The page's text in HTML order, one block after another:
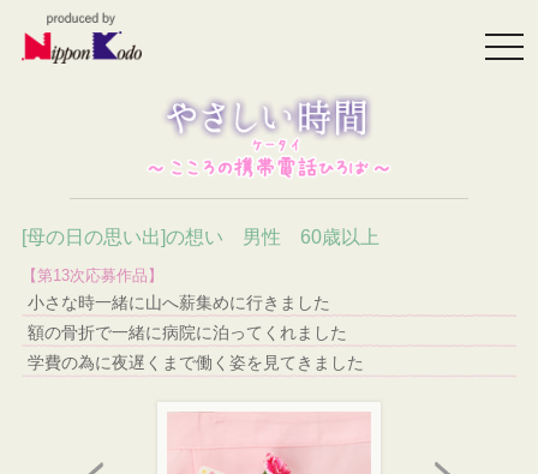
[母の日の思い出]の想い 男性 60歳以上
【第13次応募作品】
小さな時一緒に山へ薪集めに行きました
額の骨折で一緒に病院に泊ってくれました
学費の為に夜遅くまで働く姿を見てきました